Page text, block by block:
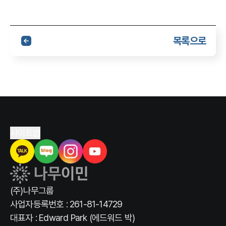
목록으로
(주)나무그룹
사업자등록번호 : 261-81-14729
대표자 : Edward Park (에드워드 박)